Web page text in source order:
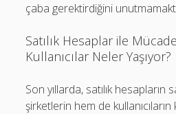
çaba gerektirdiğini
Satılık Hesaplar ile
Kullanıcılar Neler Yaşıyor?
Son yıllarda, satılık hesapların
şirketlerin hem de kullanıcıların